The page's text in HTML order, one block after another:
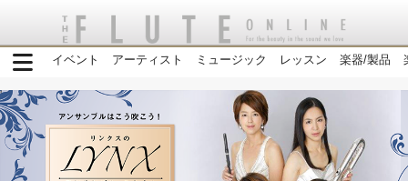
イベント アーティスト ミュージック レッスン 楽器/製品